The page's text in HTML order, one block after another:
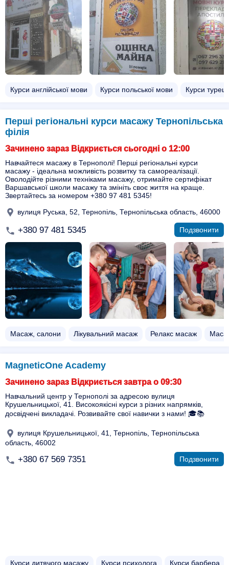
Курси англійської мови Курси польської мови Курси
Перші регіональні курси масажу Тернопільська
філія
Зачинено зараз Відкриється сьогодні о 12:00
Навчайтеся масажу в Тернополі! Перші регіональні курси
масажу - ідеальна можливість розвитку та самореалізації.
Оволодійте різними техніками масажу, отримайте сертифікат
Варшавської школи масажу та змініть своє життя на краще.
Звертайтесь за номером +380 97 481 5345!
вулиця Руська, 52, Тернопіль, Тернопільська область, 46000
+380 97 481 5345 Подзвонити
Масаж, салони Лікувальний масаж Релакс масаж
MagneticOne Academy
Зачинено зараз Відкриється завтра о 09:30
Навчальний центр у Тернополі за адресою вулиця
Крушельницької, 41. Високоякісні курси з різних напрямків,
досвідчені викладачі. Розвивайте свої навички з нами! 🎓📚
вулиця Крушельницької, 41, Тернопіль, Тернопільська
область, 46002
+380 67 569 7351 Подзвонити
Курси дитячого масажу Курси психолога Курси барбера